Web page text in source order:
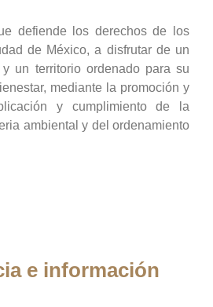
defiende los derechos de los
de México, a disfrutar de un
un territorio ordenado para su
mediante la promoción y
y cumplimiento de la
ambiental y del ordenamiento
e información